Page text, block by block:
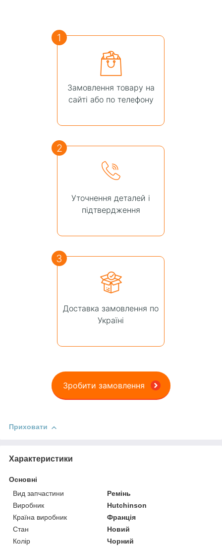
1
Замовлення товару на
сайті або по телефону
2
Уточнення деталей і
підтвердження
3
Доставка замовлення по
Україні
Зробити замовлення
Приховати
Характеристики
Основні
Вид запчастини
Ремінь
Виробник
Hutchinson
Країна виробник
Франція
Стан
Новий
Колір
Чорний